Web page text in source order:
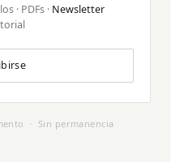
· PDFs · Newsletter
· Sin permanencia